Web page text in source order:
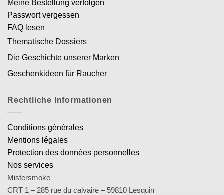
Meine Bestellung verfolgen
Passwort vergessen
FAQ lesen
Thematische Dossiers
Die Geschichte unserer Marken
Geschenkideen für Raucher
Rechtliche Informationen
Conditions générales
Mentions légales
Protection des données personnelles
Nos services
Mistersmoke
CRT 1 – 285 rue du calvaire – 59810 Lesquin